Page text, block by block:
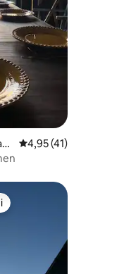
52
Priemerné
4,95 (41)